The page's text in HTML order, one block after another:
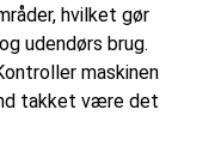
hvilket gør
udendørs brug.
maskinen
takket være det